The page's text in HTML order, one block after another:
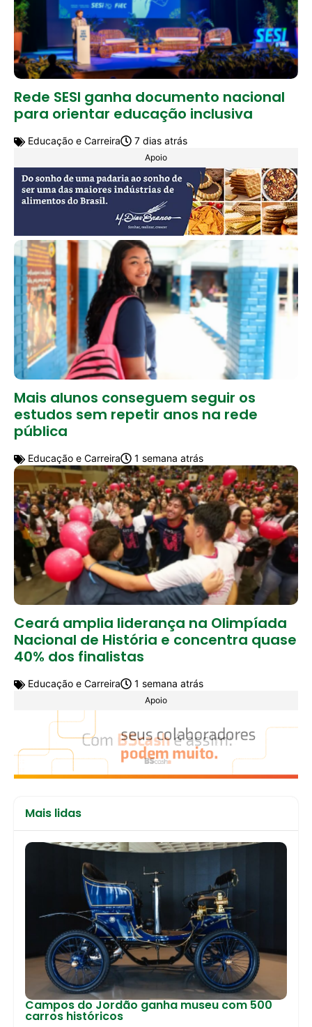
Rede SESI ganha documento nacional
para orientar educação inclusiva
Educação e Carreira 7 dias atrás
Apoio
Mais alunos conseguem seguir os
estudos sem repetir anos na rede
pública
Educação e Carreira 1 semana atrás
Ceará amplia liderança na Olimpíada
Nacional de História e concentra quase
40% dos finalistas
Educação e Carreira 1 semana atrás
Apoio
Mais lidas
Campos do Jordão ganha museu com 500
carros históricos